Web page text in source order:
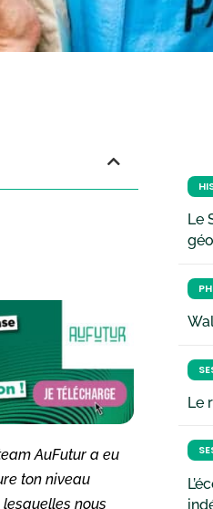
AuFutur a eu
ton niveau
nous
Le
Le